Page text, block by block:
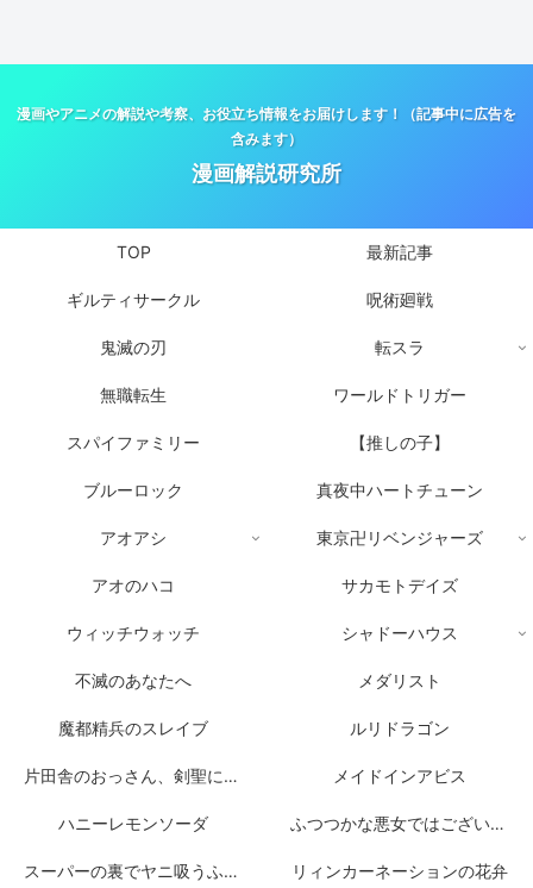
漫画やアニメの解説や考察、お役立ち情報をお届けします！（記事中に広告を
含みます）
漫画解説研究所
TOP 最新記事
ギルティサークル 呪術廻戦
鬼滅の刃 転スラ
無職転生 ワールドトリガー
スパイファミリー 【推しの子】
ブルーロック 真夜中ハートチューン
アオアシ 東京卍リベンジャーズ
アオのハコ サカモトデイズ
ウィッチウォッチ シャドーハウス
不滅のあなたへ メダリスト
魔都精兵のスレイブ ルリドラゴン
片田舎のおっさん、剣聖になる メイドインアビス
ハニーレモンソーダ ふつつかな悪女ではございますが
スーパーの裏でヤニ吸うふたり リィンカーネーションの花弁